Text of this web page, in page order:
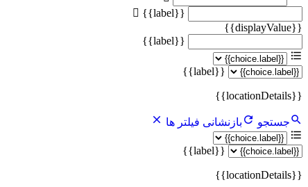
{{label}}
{{displayValue}}
{{label}}
{{label}}
{{locationDetails}}
جستجو بازنشانی فیلتر ها
{{label}}
{{locationDetails}}